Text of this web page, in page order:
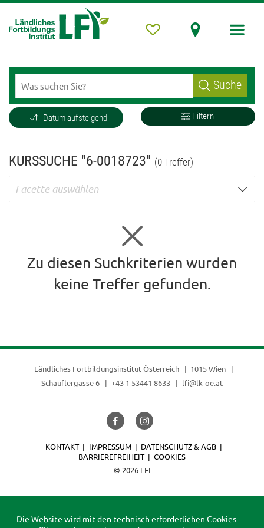
Suche
Datum aufsteigend Filtern
KURSSUCHE "6-0018723" (0 Treffer)
Facette auswählen
Zu diesen Suchkriterien wurden
keine Treffer gefunden.
Ländliches Fortbildungsinstitut Österreich
1015 Wien
Schauflergasse 6
+43 1 53441 8633 lfi@lk-oe.at
© 2026 LFI
KONTAKT IMPRESSUM
DATENSCHUTZ & AGB
BARRIEREFREIHEIT
COOKIES
Die Website wird mit den technisch erforderlichen Cookies